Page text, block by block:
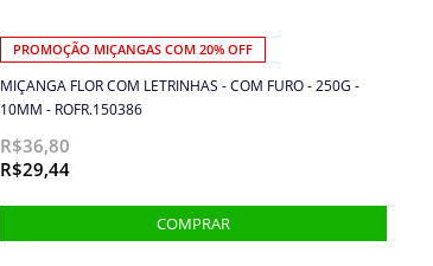
PROMOÇÃO MIÇANGAS COM 20% OFF
MIÇANGA FLOR COM LETRINHAS - COM FURO - 250G -
10MM - ROFR.150386
R$36,80
R$29,44